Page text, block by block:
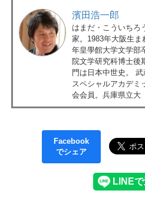
濱田浩一郎
はまだ・こういちろ
家。1983年大阪生
年皇學館大学文学部
院文学研究科博士後
門は日本中世史。
スペシャルアカデミ
会会員。兵庫県立
Facebook
でシェア